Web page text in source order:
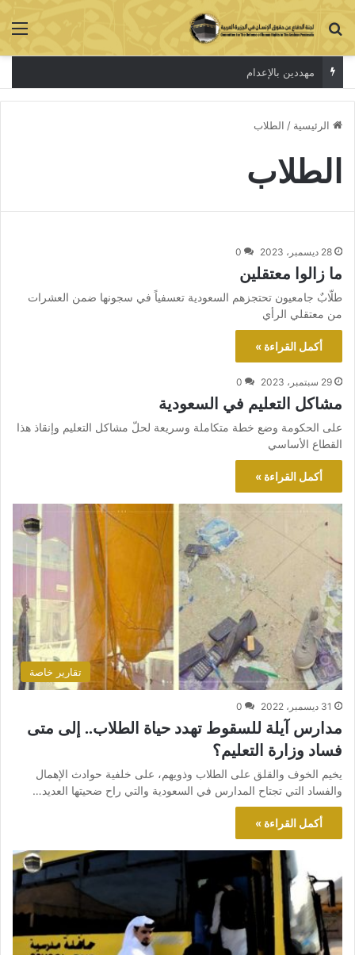
بحث عن
مهددين بالإعدام
الرئيسية / الطلاب
الطلاب
28 ديسمبر، 2023 0
ما زالوا معتقلين
طلّابٌ جامعيون تحتجزهم السعودية تعسفياً في سجونها ضمن العشرات
من معتقلي الرأي
أكمل القراءة »
29 سبتمبر، 2023 0
مشاكل التعليم في السعودية
على الحكومة وضع خطة متكاملة وسريعة لحلّ مشاكل التعليم وإنقاذ هذا
القطاع الأساسي
أكمل القراءة »
تقارير خاصة
31 ديسمبر، 2022 0
مدارس آيلة للسقوط تهدد حياة الطلاب.. إلى متى
فساد وزارة التعليم؟
يخيم الخوف والقلق على الطلاب وذويهم، على خلفية حوادث الإهمال
والفساد التي تجتاح المدارس في السعودية والتي راح ضحيتها العديد…
أكمل القراءة »